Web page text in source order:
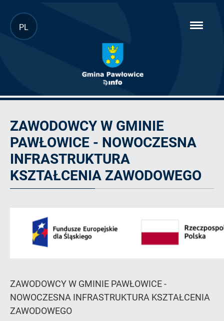
Przejdź
do
PL
Gminie
Pawłowice
-
nowoczesna
infrastruktura
kształcenia
ZAWODOWCY W GMINIE
PAWŁOWICE - NOWOCZESNA
INFRASTRUKTURA
KSZTAŁCENIA ZAWODOWEGO
ZAWODOWCY W GMINIE PAWŁOWICE -
NOWOCZESNA INFRASTRUKTURA KSZTAŁCENIA
ZAWODOWEGO